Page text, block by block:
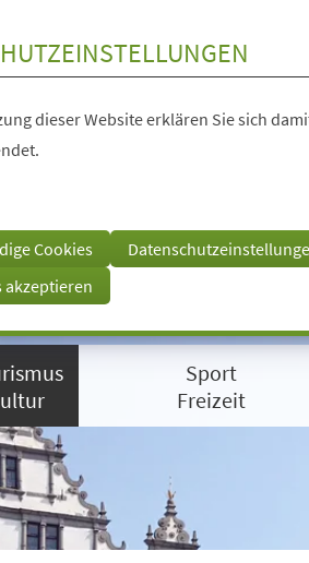
dieser Website erklären Sie sich
Cookies
akzeptieren
Sport
Freizeit